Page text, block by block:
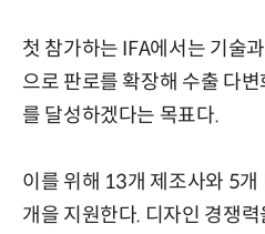
첫 참가하는 IFA에서는 기술
으로 판로를 확장해 수출 다
를 달성하겠다는 목표다.
이를 위해 13개 제조사와 5
개을 지원한다. 디자인 경쟁